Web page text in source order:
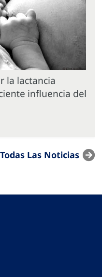
la lactancia
influencia del
Las Noticias